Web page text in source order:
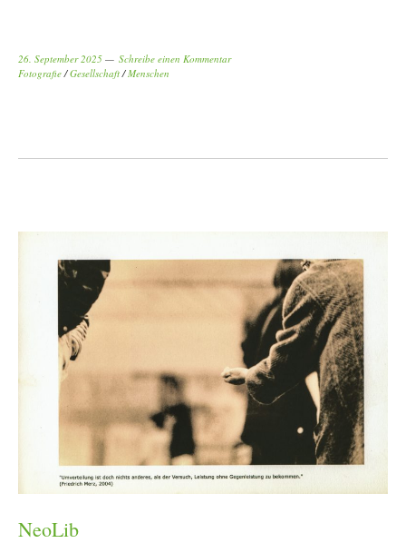
26. September 2025
Schreibe einen Kommentar
Fotografie/Gesellschaft/Menschen
NeoLib